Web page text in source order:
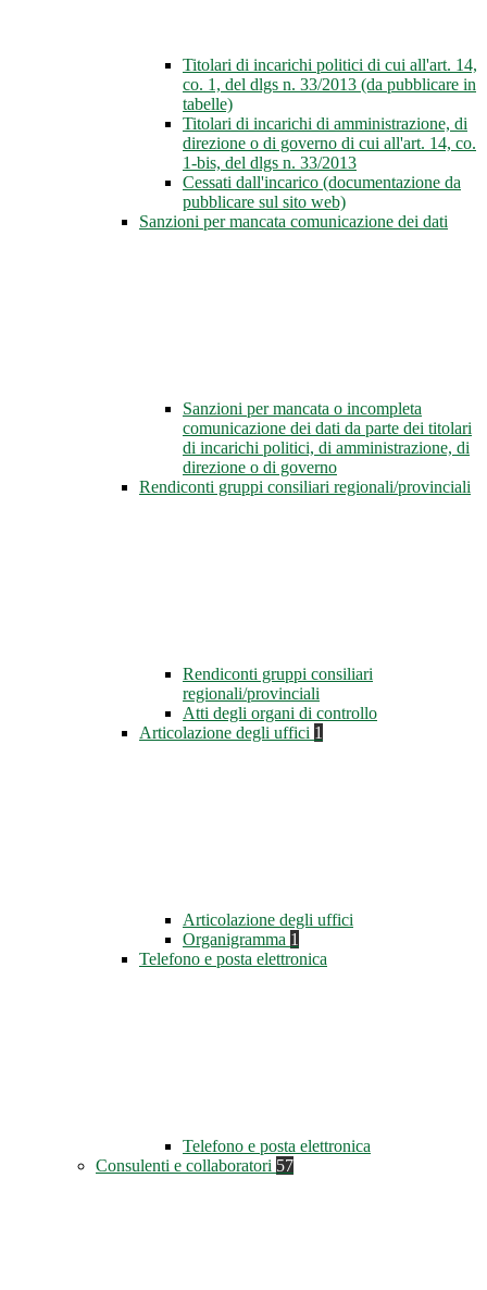
Titolari di incarichi politici di cui all'art. 14,
co. 1, del dlgs n. 33/2013 (da pubblicare in
tabelle)
Titolari di incarichi di amministrazione, di
direzione o di governo di cui all'art. 14, co.
1-bis, del dlgs n. 33/2013
Cessati dall'incarico (documentazione da
pubblicare sul sito web)
Sanzioni per mancata comunicazione dei dati
Sanzioni per mancata o incompleta
comunicazione dei dati da parte dei titolari
di incarichi politici, di amministrazione, di
direzione o di governo
Rendiconti gruppi consiliari regionali/provinciali
Rendiconti gruppi consiliari
regionali/provinciali
Atti degli organi di controllo
Articolazione degli uffici 1
Articolazione degli uffici
Organigramma 1
Telefono e posta elettronica
Telefono e posta elettronica
Consulenti e collaboratori 57